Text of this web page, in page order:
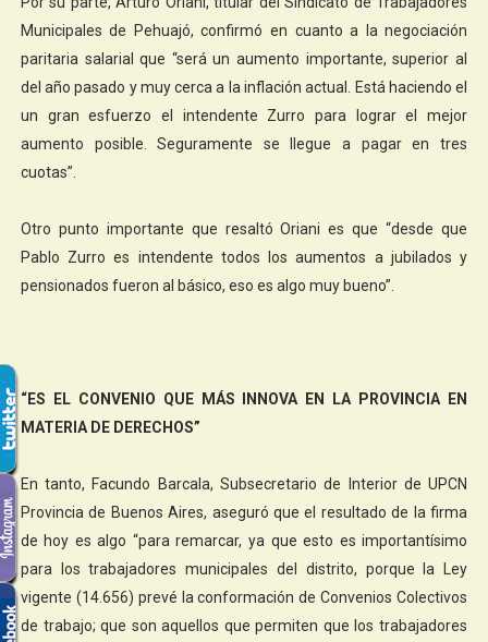
Municipales de Pehuajó, confirmó en cuanto a la negociación
paritaria salarial que “será un aumento importante, superior al
del año pasado y muy cerca a la inflación actual. Está haciendo el
un gran esfuerzo el intendente Zurro para lograr el mejor
aumento posible. Seguramente se llegue a pagar en tres
cuotas”.
Otro punto importante que resaltó Oriani es que “desde que
Pablo Zurro es intendente todos los aumentos a jubilados y
pensionados fueron al básico, eso es algo muy bueno”.
“ES EL CONVENIO QUE MÁS INNOVA EN LA PROVINCIA EN
MATERIA DE DERECHOS”
En tanto, Facundo Barcala, Subsecretario de Interior de UPCN
Provincia de Buenos Aires, aseguró que el resultado de la firma
de hoy es algo “para remarcar, ya que esto es importantísimo
para los trabajadores municipales del distrito, porque la Ley
vigente (14.656) prevé la conformación de Convenios Colectivos
de trabajo; que son aquellos que permiten que los trabajadores